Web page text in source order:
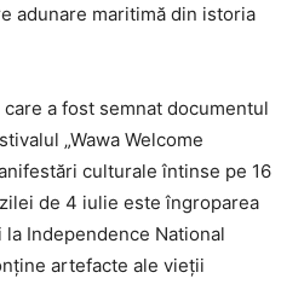
adunare maritimă din istoria
care a fost semnat documentul
„Wawa Welcome
culturale întinse pe 16
de 4 iulie este îngroparea
Independence National
artefacte ale vieții